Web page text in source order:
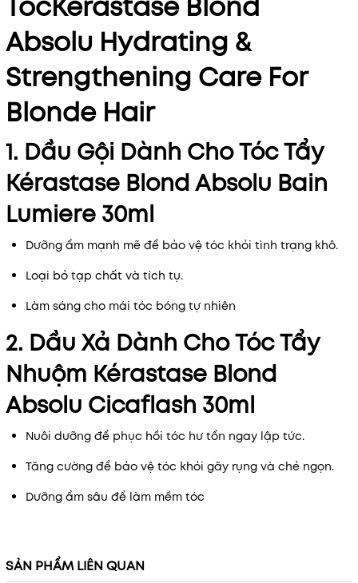
Absolu Hydrating &
Strengthening Care For
Blonde Hair
1. Dầu Gội Dành Cho Tóc Tẩy
Kérastase Blond Absolu Bain
Lumiere 30ml
Dưỡng ẩm mạnh mẽ để bảo vệ tóc khỏi tình trạng khô.
Loại bỏ tạp chất và tích tụ.
Làm sáng cho mái tóc bóng tự nhiên
2. Dầu Xả Dành Cho Tóc Tẩy
Nhuộm Kérastase Blond
Absolu Cicaflash 30ml
Nuôi dưỡng để phục hồi tóc hư tổn ngay lập tức.
Tăng cường để bảo vệ tóc khỏi gãy rụng và chẻ ngọn.
Dưỡng ẩm sâu để làm mềm tóc
SẢN PHẨM LIÊN QUAN